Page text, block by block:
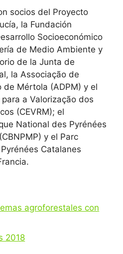
socios del Proyecto
la Fundación
Socioeconómico
de Medio Ambiente y
de la Junta de
la Associação de
de Mértola (ADPM) y el
a Valorização dos
(CEVRM); el
National des Pyrénées
y el Parc
Catalanes
agroforestales con
2018